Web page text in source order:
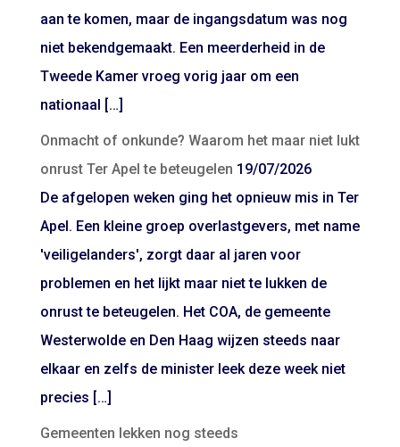
aan te komen, maar de ingangsdatum was nog
niet bekendgemaakt. Een meerderheid in de
Tweede Kamer vroeg vorig jaar om een
nationaal […]
Onmacht of onkunde? Waarom het maar niet lukt
onrust Ter Apel te beteugelen 19/07/2026
De afgelopen weken ging het opnieuw mis in Ter
Apel. Een kleine groep overlastgevers, met name
'veiligelanders', zorgt daar al jaren voor
problemen en het lijkt maar niet te lukken de
onrust te beteugelen. Het COA, de gemeente
Westerwolde en Den Haag wijzen steeds naar
elkaar en zelfs de minister leek deze week niet
precies […]
Gemeenten lekken nog steeds